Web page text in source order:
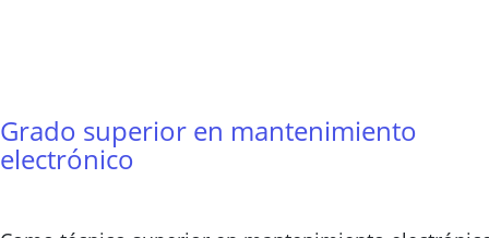
Grado superior en mantenimiento
electrónico